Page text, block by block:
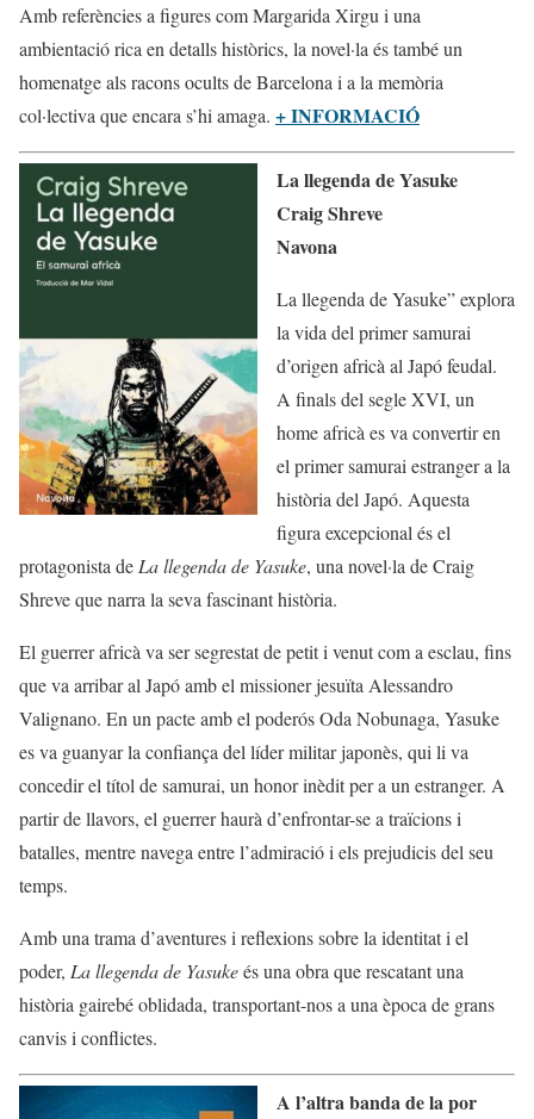
Amb referències a figures com Margarida Xirgu i una
ambientació rica en detalls històrics, la novel·la és també un
homenatge als racons ocults de Barcelona i a la memòria
col·lectiva que encara s’hi amaga. + INFORMACIÓ
La llegenda de Yasuke
Craig Shreve
Navona
La llegenda de Yasuke” explora
la vida del primer samurai
d’origen africà al Japó feudal.
A finals del segle XVI, un
home africà es va convertir en
el primer samurai estranger a la
història del Japó. Aquesta
figura excepcional és el
protagonista de La llegenda de Yasuke, una novel·la de Craig
Shreve que narra la seva fascinant història.
El guerrer africà va ser segrestat de petit i venut com a esclau, fins
que va arribar al Japó amb el missioner jesuïta Alessandro
Valignano. En un pacte amb el poderós Oda Nobunaga, Yasuke
es va guanyar la confiança del líder militar japonès, qui li va
concedir el títol de samurai, un honor inèdit per a un estranger. A
partir de llavors, el guerrer haurà d’enfrontar-se a traïcions i
batalles, mentre navega entre l’admiració i els prejudicis del seu
temps.
Amb una trama d’aventures i reflexions sobre la identitat i el
poder, La llegenda de Yasukeés una obra que rescatant una
història gairebé oblidada, transportant-nos a una època de grans
canvis i conflictes.
A l’altra banda de la por